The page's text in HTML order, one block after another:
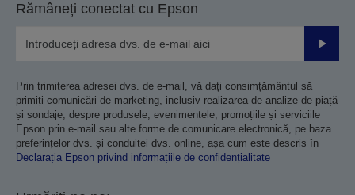
Rămâneți conectat cu Epson
Prin trimiterea adresei dvs. de e-mail, vă dați consimțământul să
primiți comunicări de marketing, inclusiv realizarea de analize de piață
și sondaje, despre produsele, evenimentele, promoțiile și serviciile
Epson prin e-mail sau alte forme de comunicare electronică, pe baza
preferințelor dvs. și conduitei dvs. online, așa cum este descris în
Declarația Epson privind informațiile de confidențialitate